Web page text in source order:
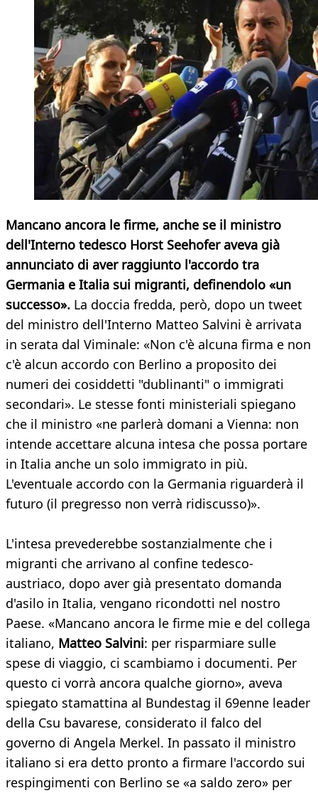
Mancano ancora le firme, anche se il ministro
dell'Interno tedesco Horst Seehofer aveva già
annunciato di aver raggiunto l'accordo tra
Germania e Italia sui migranti, definendolo «un
successo». La doccia fredda, però, dopo un tweet
del ministro dell'Interno Matteo Salvini è arrivata
in serata dal Viminale: «Non c'è alcuna firma e non
c'è alcun accordo con Berlino a proposito dei
numeri dei cosiddetti "dublinanti" o immigrati
secondari». Le stesse fonti ministeriali spiegano
che il ministro «ne parlerà domani a Vienna: non
intende accettare alcuna intesa che possa portare
in Italia anche un solo immigrato in più.
L'eventuale accordo con la Germania riguarderà il
futuro (il pregresso non verrà ridiscusso)».
L'intesa prevederebbe sostanzialmente che i
migranti che arrivano al confine tedesco-
austriaco, dopo aver già presentato domanda
d'asilo in Italia, vengano ricondotti nel nostro
Paese. «Mancano ancora le firme mie e del collega
italiano, Matteo Salvini: per risparmiare sulle
spese di viaggio, ci scambiamo i documenti. Per
questo ci vorrà ancora qualche giorno», aveva
spiegato stamattina al Bundestag il 69enne leader
della Csu bavarese, considerato il falco del
governo di Angela Merkel. In passato il ministro
italiano si era detto pronto a firmare l'accordo sui
respingimenti con Berlino se «a saldo zero» per